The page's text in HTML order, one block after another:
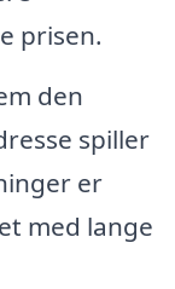
prisen.
den
spiller
er
med lange